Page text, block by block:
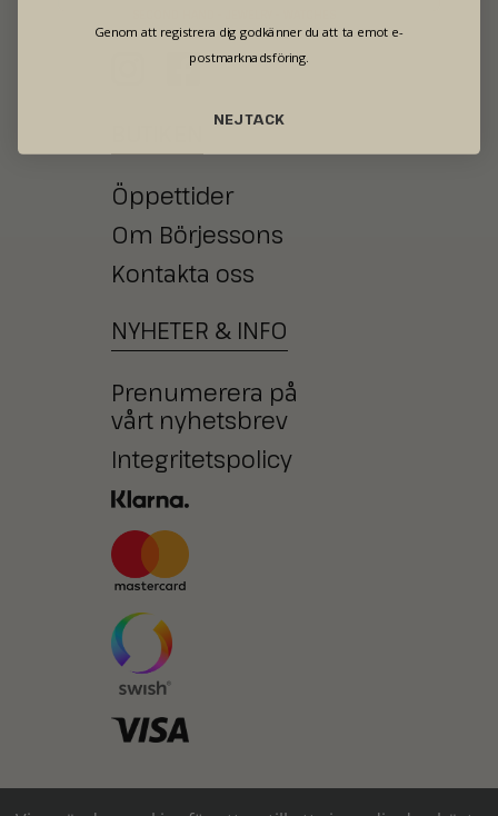
Öppettider
Om Börjessons
Kontakta oss
NYHETER & INFO
Prenumerera på
vårt nyhetsbrev
Integritetspolicy
Genom att registrera dig godkänner du att ta emot e-
postmarknadsföring.
NEJ TACK